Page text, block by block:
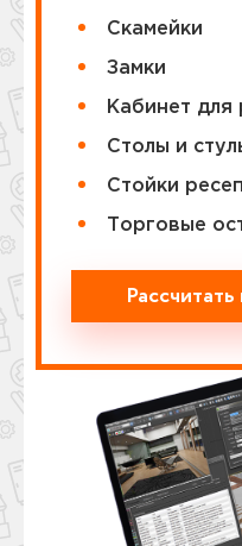
Cкамейки
Замки
Кабинет для
Столы и
Стойки
Торговые